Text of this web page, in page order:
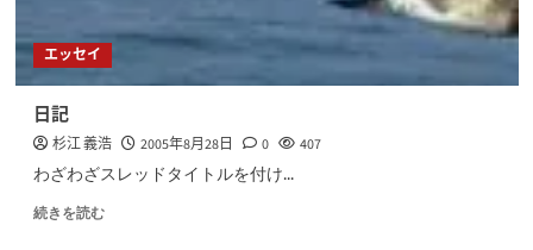
エッセイ
日記
杉江 義浩 2005年8月28日 0 407
わざわざスレッドタイトルを付け...
続きを読む